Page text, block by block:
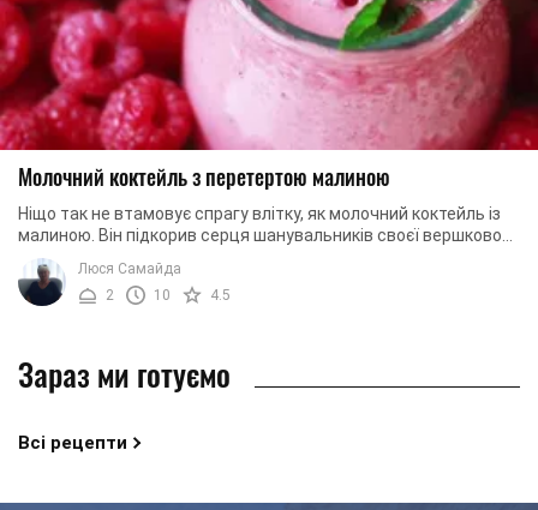
Молочний коктейль з перетертою малиною
Ніщо так не втамовує спрагу влітку, як молочний коктейль із
малиною. Він підкорив серця шанувальників своєї вершковою
ніжністю, яскравим смаком і ...
Люся Самайда
2
10 4.5
Зараз ми готуємо
Всі рецепти